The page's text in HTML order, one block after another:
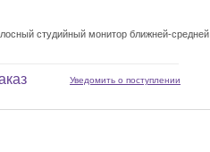
студийный монитор ближней-средней
Уведомить о поступлении